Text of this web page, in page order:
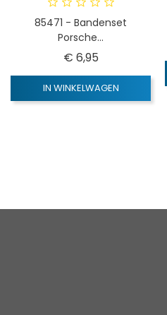
85471 - Bandenset
Porsche...
€ 6,95Prijs
IN WINKELWAGEN